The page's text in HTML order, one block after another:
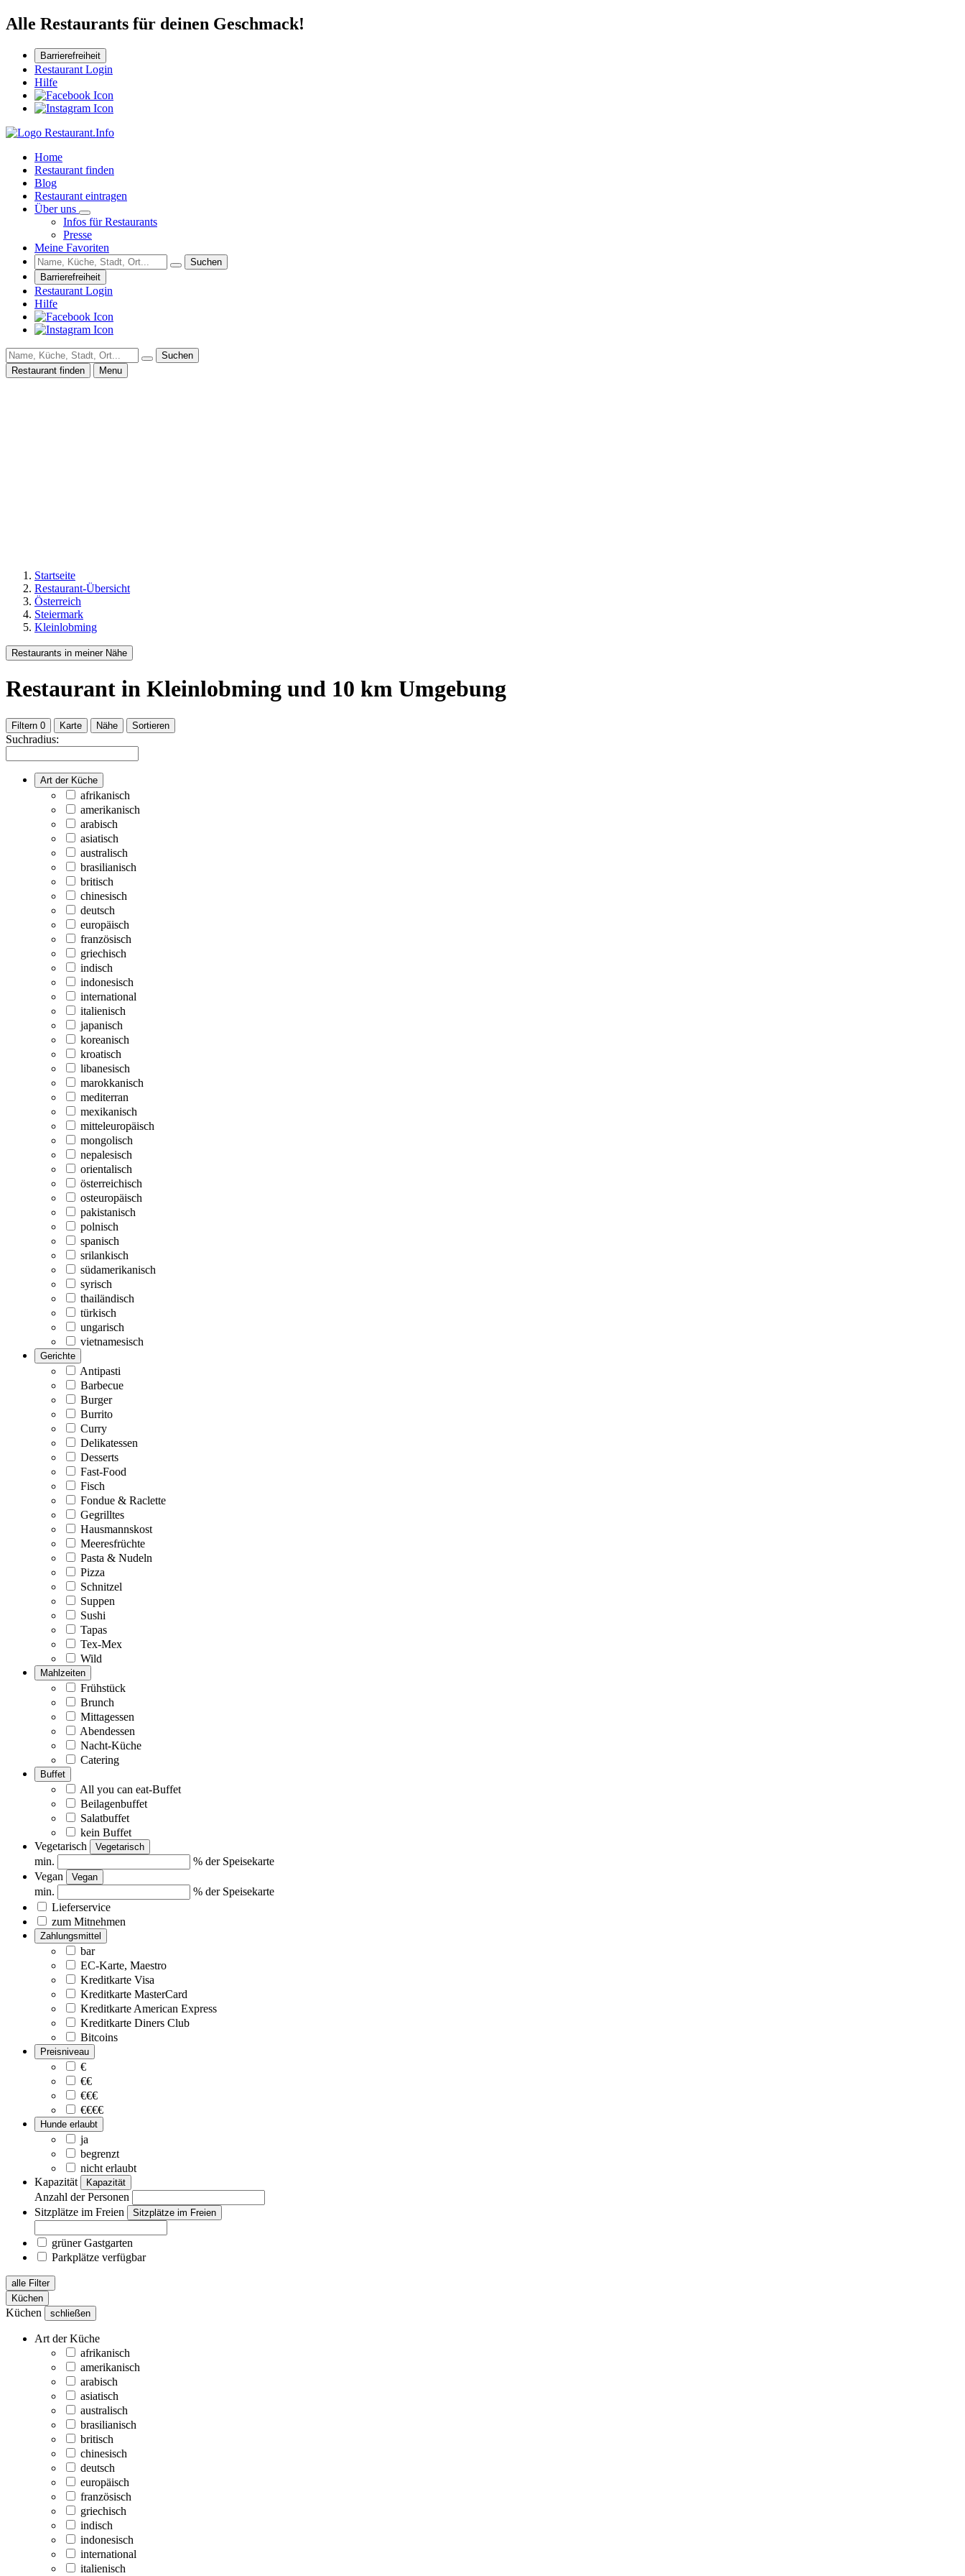
Alle Restaurants für deinen Geschmack!
Barrierefreiheit
Restaurant Login
Hilfe
Home
Restaurant finden
Blog
Restaurant eintragen
Über uns
Infos für Restaurants
Presse
Meine Favoriten
Suchen
Barrierefreiheit
Restaurant Login
Hilfe
Suchen
Restaurant finden
Menu
Startseite
Restaurant-Übersicht
Österreich
Steiermark
Kleinlobming
Restaurants in meiner Nähe
Restaurant in Kleinlobming und 10 km Umgebung
Filtern 0 Karte Nähe Sortieren
Suchradius:
Art der Küche
afrikanisch
amerikanisch
arabisch
asiatisch
australisch
brasilianisch
britisch
chinesisch
deutsch
europäisch
französisch
griechisch
indisch
indonesisch
international
italienisch
japanisch
koreanisch
kroatisch
libanesisch
marokkanisch
mediterran
mexikanisch
mitteleuropäisch
mongolisch
nepalesisch
orientalisch
österreichisch
osteuropäisch
pakistanisch
polnisch
spanisch
srilankisch
südamerikanisch
syrisch
thailändisch
türkisch
ungarisch
vietnamesisch
Gerichte
Antipasti
Barbecue
Burger
Burrito
Curry
Delikatessen
Desserts
Fast-Food
Fisch
Fondue & Raclette
Gegrilltes
Hausmannskost
Meeresfrüchte
Pasta & Nudeln
Pizza
Schnitzel
Suppen
Sushi
Tapas
Tex-Mex
Wild
Mahlzeiten
Frühstück
Brunch
Mittagessen
Abendessen
Nacht-Küche
Catering
Buffet
All you can eat-Buffet
Beilagenbuffet
Salatbuffet
kein Buffet
Vegetarisch
Vegetarisch
min.
% der Speisekarte
Vegan
Vegan
min.
% der Speisekarte
Lieferservice
zum Mitnehmen
Zahlungsmittel
bar
EC-Karte, Maestro
Kreditkarte Visa
Kreditkarte MasterCard
Kreditkarte American Express
Kreditkarte Diners Club
Bitcoins
Preisniveau
€
€€
€€€
€€€€
Hunde erlaubt
ja
begrenzt
nicht erlaubt
Kapazität
Kapazität
Anzahl der Personen
Sitzplätze im Freien
Sitzplätze im Freien
grüner Gastgarten
Parkplätze verfügbar
alle Filter
Küchen
Küchen schließen
Art der Küche
afrikanisch
amerikanisch
arabisch
asiatisch
australisch
brasilianisch
britisch
chinesisch
deutsch
europäisch
französisch
griechisch
indisch
indonesisch
international
italienisch